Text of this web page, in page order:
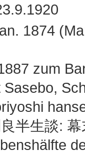
1874
zum
Sasebo,
半生談: